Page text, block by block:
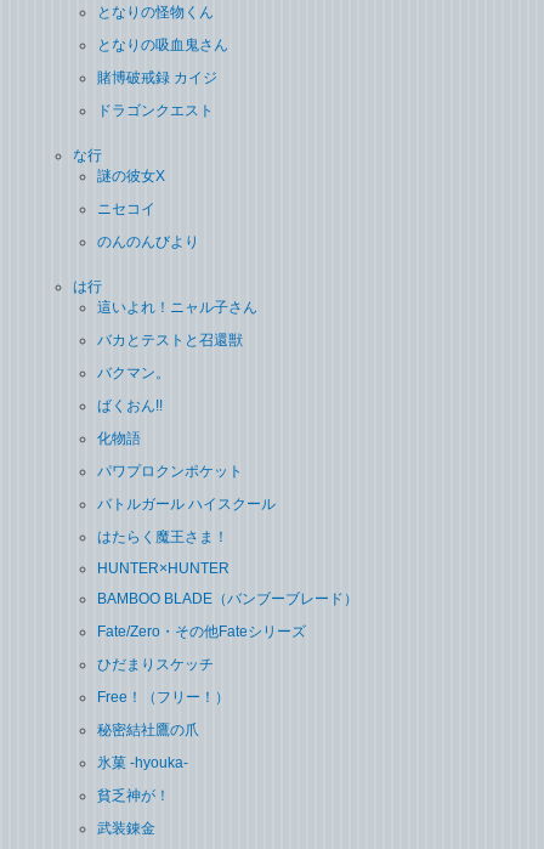
となりの怪物くん
となりの吸血鬼さん
賭博破戒録 カイジ
ドラゴンクエスト
な行
謎の彼女X
ニセコイ
のんのんびより
は行
這いよれ！ニャル子さん
バカとテストと召還獣
バクマン。
ばくおん!!
化物語
パワプロクンポケット
バトルガール ハイスクール
はたらく魔王さま！
HUNTER×HUNTER
BAMBOO BLADE（バンブーブレード）
Fate/Zero・その他Fateシリーズ
ひだまりスケッチ
Free！（フリー！）
秘密結社鷹の爪
氷菓 -hyouka-
貧乏神が！
武装錬金